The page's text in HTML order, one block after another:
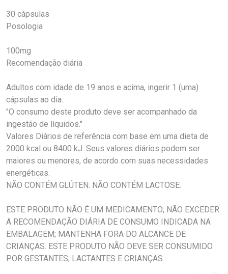
30 cápsulas
Posologia
100mg
Recomendação diária
Adultos com idade de 19 anos e acima, ingerir 1 (uma)
cápsulas ao dia.
"O consumo deste produto deve ser acompanhado da
ingestão de líquidos."
Valores Diários de referência com base em uma dieta de
2000 kcal ou 8400 kJ. Seus valores diários podem ser
maiores ou menores, de acordo com suas necessidades
energéticas.
NÃO CONTÉM GLÚTEN. NÃO CONTÉM LACTOSE.
ESTE PRODUTO NÃO É UM MEDICAMENTO; NÃO EXCEDER
A RECOMENDAÇÃO DIÁRIA DE CONSUMO INDICADA NA
EMBALAGEM; MANTENHA FORA DO ALCANCE DE
CRIANÇAS. ESTE PRODUTO NÃO DEVE SER CONSUMIDO
POR GESTANTES, LACTANTES E CRIANÇAS.